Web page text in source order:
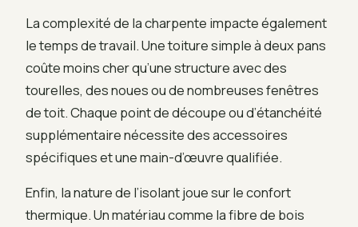
La complexité de la charpente impacte également
le temps de travail. Une toiture simple à deux pans
coûte moins cher qu’une structure avec des
tourelles, des noues ou de nombreuses fenêtres
de toit. Chaque point de découpe ou d’étanchéité
supplémentaire nécessite des accessoires
spécifiques et une main-d’œuvre qualifiée.
Enfin, la nature de l’isolant joue sur le confort
thermique. Un matériau comme la fibre de bois